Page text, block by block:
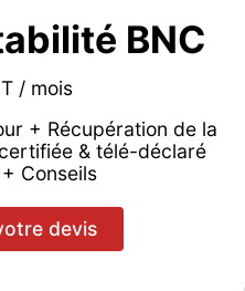
BNC
/ mois
+ Récupération de la
& télé-déclaré
Conseils
devis